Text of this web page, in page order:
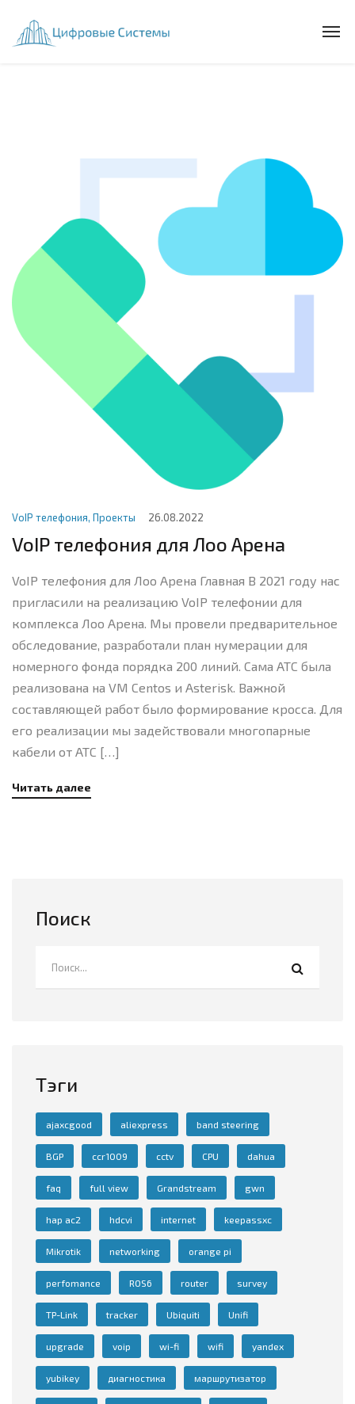
VoIP телефония, Проекты 26.08.2022
VoIP телефония для Лоо Арена
VoIP телефония для Лоо Арена Главная В 2021 году нас
пригласили на реализацию VoIP телефонии для
комплекса Лоо Арена. Мы провели предварительное
обследование, разработали план нумерации для
номерного фонда порядка 200 линий. Сама АТС была
реализована на VM Centos и Asterisk. Важной
составляющей работ было формирование кросса. Для
его реализации мы задействовали многопарные
кабели от АТС […]
Читать далее
Поиск
Тэги
ajaxcgood aliexpress band steering
BGP ccr1009 cctv CPU dahua
faq full view Grandstream gwn
hap ac2 hdcvi internet keepassxc
Mikrotik networking orange pi
perfomance ROS6 router survey
TP-Link tracker Ubiquiti Unifi
upgrade voip wi-fi wifi yandex
yubikey диагностика маршрутизатор